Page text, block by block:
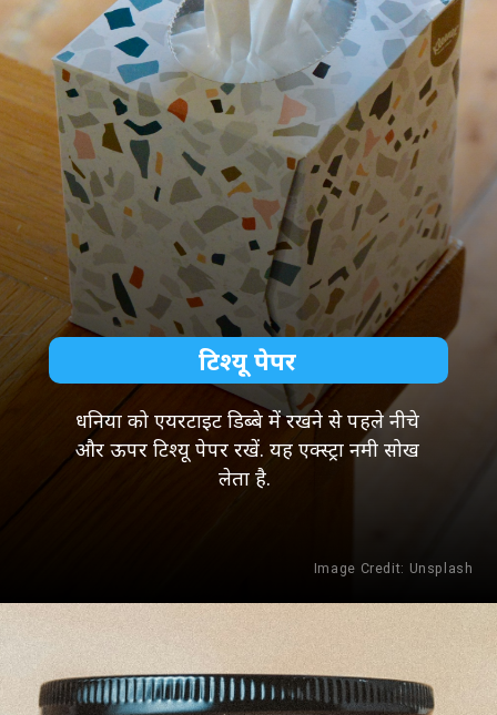
टिश्यू पेपर
धनिया को एयरटाइट डिब्बे में रखने से पहले नीचे
और ऊपर टिश्यू पेपर रखें. यह एक्स्ट्रा नमी सोख
लेता है.
Image Credit: Unsplash